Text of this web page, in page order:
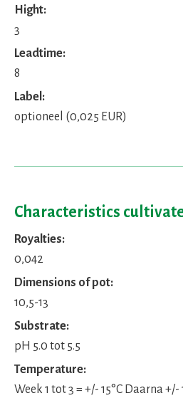
Hight:
3
Leadtime:
8
Label:
optioneel (0,025 EUR)
Characteristics
Royalties:
0,042
Dimensions of pot:
10,5-13
Substrate:
pH 5.0 tot 5.5
Temperature:
Week 1 tot 3 = +/- 15°C Daarna +/-